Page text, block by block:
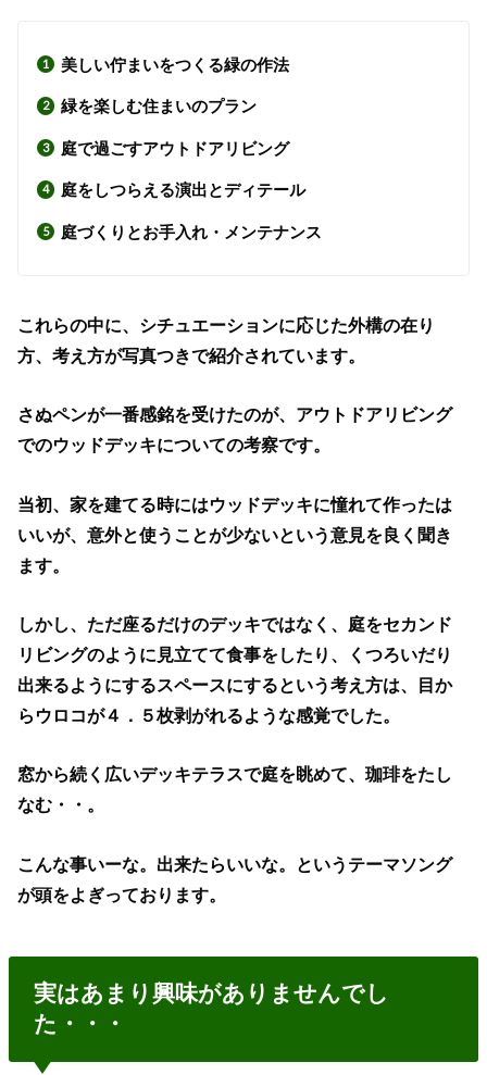
美しい佇まいをつくる緑の作法
緑を楽しむ住まいのプラン
庭で過ごすアウトドアリビング
庭をしつらえる演出とディテール
庭づくりとお手入れ・メンテナンス
これらの中に、シチュエーションに応じた外構の在り
方、考え方が写真つきで紹介されています。
さぬペンが一番感銘を受けたのが、アウトドアリビング
でのウッドデッキについての考察です。
当初、家を建てる時にはウッドデッキに憧れて作ったは
いいが、意外と使うことが少ないという意見を良く聞き
ます。
しかし、ただ座るだけのデッキではなく、庭をセカンド
リビングのように見立てて食事をしたり、くつろいだり
出来るようにするスペースにするという考え方は、目か
らウロコが４．５枚剥がれるような感覚でした。
窓から続く広いデッキテラスで庭を眺めて、珈琲をたし
なむ・・。
こんな事いーな。出来たらいいな。というテーマソング
が頭をよぎっております。
実はあまり興味がありませんでし
た・・・